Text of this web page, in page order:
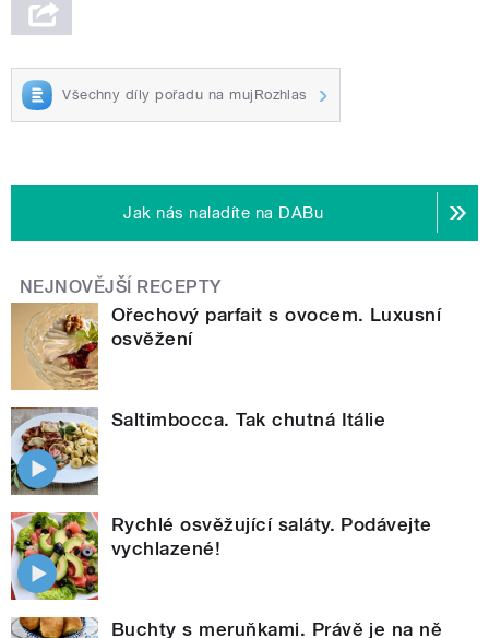
Všechny díly pořadu na mujRozhlas
Jak nás naladíte na DABu
NEJNOVĚJŠÍ RECEPTY
Ořechový parfait s ovocem. Luxusní
osvěžení
Saltimbocca. Tak chutná Itálie
Rychlé osvěžující saláty. Podávejte
vychlazené!
Buchty s meruňkami. Právě je na ně